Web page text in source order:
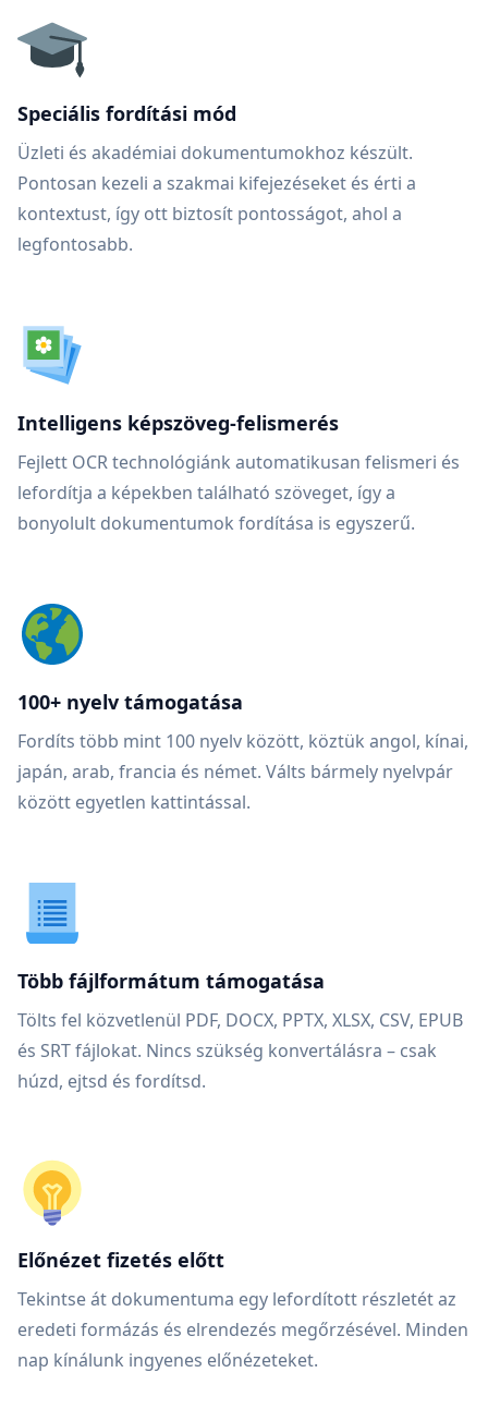
Speciális fordítási mód
Üzleti és akadémiai dokumentumokhoz készült.
Pontosan kezeli a szakmai kifejezéseket és érti a
kontextust, így ott biztosít pontosságot, ahol a
legfontosabb.
Intelligens képszöveg-felismerés
Fejlett OCR technológiánk automatikusan felismeri és
lefordítja a képekben található szöveget, így a
bonyolult dokumentumok fordítása is egyszerű.
100+ nyelv támogatása
Fordíts több mint 100 nyelv között, köztük angol, kínai,
japán, arab, francia és német. Válts bármely nyelvpár
között egyetlen kattintással.
Több fájlformátum támogatása
Tölts fel közvetlenül PDF, DOCX, PPTX, XLSX, CSV, EPUB
és SRT fájlokat. Nincs szükség konvertálásra – csak
húzd, ejtsd és fordítsd.
Előnézet fizetés előtt
Tekintse át dokumentuma egy lefordított részletét az
eredeti formázás és elrendezés megőrzésével. Minden
nap kínálunk ingyenes előnézeteket.